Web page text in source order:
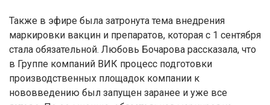
Также в эфире была затронута тема внедрения
маркировки вакцин и препаратов, которая с 1 сентября
стала обязательной. Любовь Бочарова рассказала, что
в Группе компаний ВИК процесс подготовки
производственных площадок компании к
нововведению был запущен заранее и уже все